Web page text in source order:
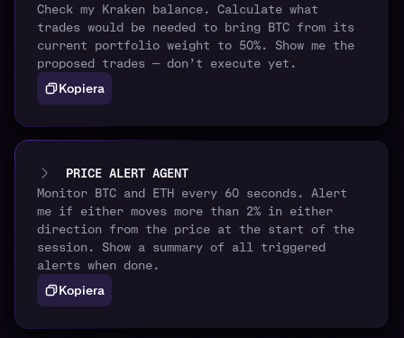
Check my Kraken balance. Calculate what
trades would be needed to bring BTC from its
current portfolio weight to 50%. Show me the
proposed trades — don’t execute yet.
Kopiera
PRICE ALERT AGENT
Monitor BTC and ETH every 60 seconds. Alert
me if either moves more than 2% in either
direction from the price at the start of the
session. Show a summary of all triggered
alerts when done.
Kopiera